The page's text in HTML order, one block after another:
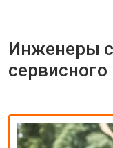
Инженеры